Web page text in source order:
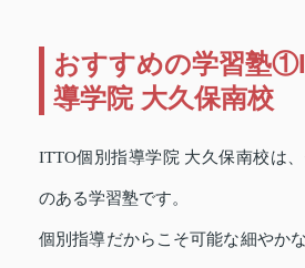
おすすめの学習塾
導学院 大久保南校
ITTO個別指導学院 大久保南校は
のある学習塾です。
個別指導だからこそ可能な細やか